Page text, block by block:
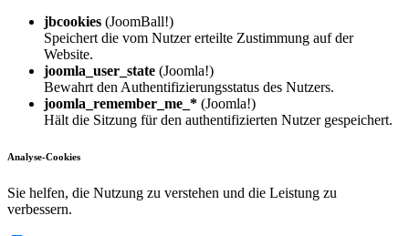
jbcookies (JoomBall!)
Speichert die vom Nutzer erteilte Zustimmung auf der
Website.
joomla_user_state (Joomla!)
Bewahrt den Authentifizierungsstatus des Nutzers.
joomla_remember_me_* (Joomla!)
Hält die Sitzung für den authentifizierten Nutzer gespeichert.
Analyse-Cookies
Sie helfen, die Nutzung zu verstehen und die Leistung zu
verbessern.